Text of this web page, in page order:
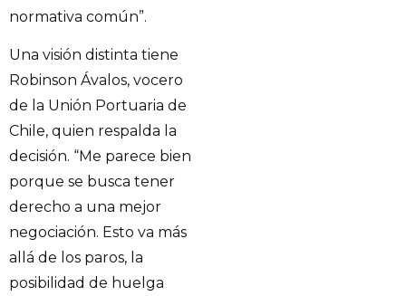
normativa común”.
Una visión distinta tiene
Robinson Ávalos, vocero
de la Unión Portuaria de
Chile, quien respalda la
decisión. “Me parece bien
porque se busca tener
derecho a una mejor
negociación. Esto va más
allá de los paros, la
posibilidad de huelga